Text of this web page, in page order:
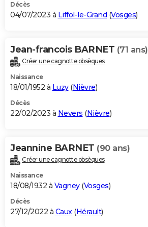
Décès
04/07/2023 à Liffol-le-Grand (Vosges)
Jean-francois BARNET (71 ans)
Créer une cagnotte obsèques
Naissance
18/01/1952 à Luzy(Nièvre)
Décès
22/02/2023 à Nevers (Nièvre)
Jeannine BARNET (90 ans)
Créer une cagnotte obsèques
Naissance
18/08/1932 à Vagney(Vosges)
Décès
27/12/2022 à Caux(Hérault)